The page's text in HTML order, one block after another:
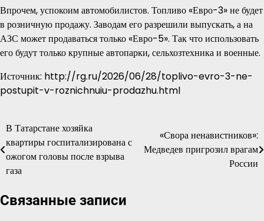
Впрочем, успокоим автомобилистов. Топливо «Евро-3» не будет
в розничную продажу. Заводам его разрешили выпускать, а на
АЗС может продаваться только «Евро-5». Так что использовать
его будут только крупные автопарки, сельхозтехника и военные.
Источник: http://rg.ru/2026/06/28/toplivo-evro-3-ne-
postupit-v-roznichnuiu-prodazhu.html
Навигация
по
записям
В Татарстане хозяйка
квартиры госпитализирована с
ожогом головы после взрыва
газа
«Свора ненавистников»:
Медведев пригрозил врагам
России
Связанные записи